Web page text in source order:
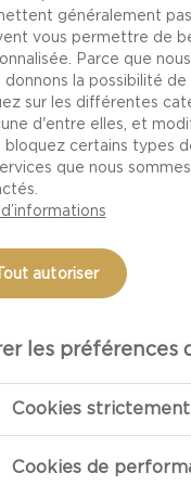
Chaque jour,
d'équipe
consiste à
Toute
l'équipe l'examine.
et chacun est
à veiller à
de manière
œuvre, le tout
sont
EN
Castello, le
des déchets
et on échange
généralement
vous permettre de
Parce que
donnons la possibilité
sur les différentes
d'entre elles, et
bloquez certains types
que nous
d’informations
autoriser
les préférences
Cookies strictement
Cookies de